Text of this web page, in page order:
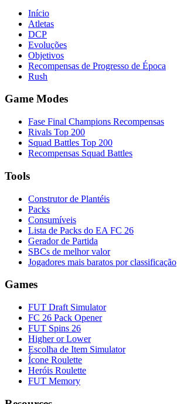
Início
Atletas
DCP
Evoluções
Objetivos
Recompensas de Progresso de Época
Rush
Game Modes
Fase Final Champions Recompensas
Rivals Top 200
Squad Battles Top 200
Recompensas Squad Battles
Tools
Construtor de Plantéis
Packs
Consumíveis
Lista de Packs do EA FC 26
Gerador de Partida
SBCs de melhor valor
Jogadores mais baratos por classificação
Games
FUT Draft Simulator
FC 26 Pack Opener
FUT Spins 26
Higher or Lower
Escolha de Item Simulator
Ícone Roulette
Heróis Roulette
FUT Memory